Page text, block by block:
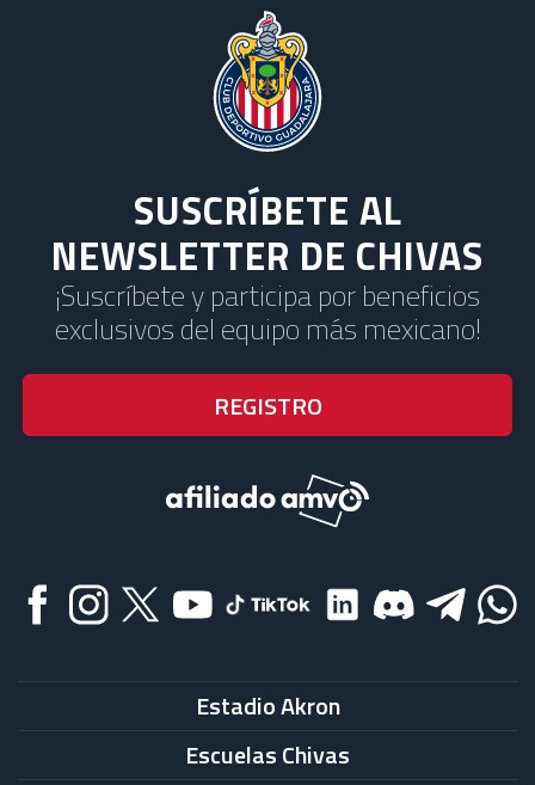
SUSCRÍBETE AL
NEWSLETTER DE CHIVAS
¡Suscríbete y participa por beneficios
exclusivos del equipo más mexicano!
Estadio Akron
Escuelas Chivas